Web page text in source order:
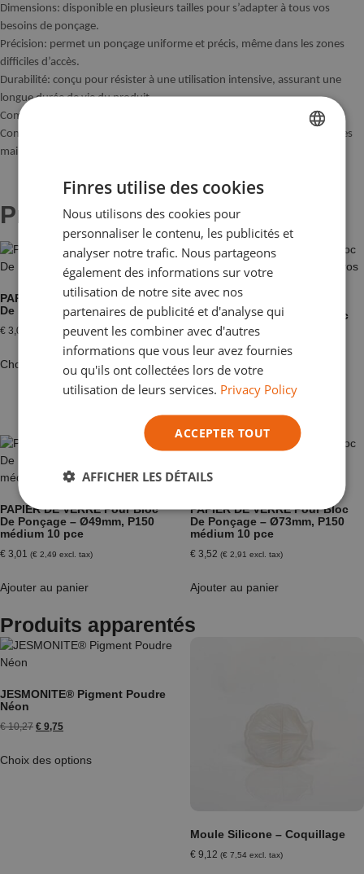
Dimensions: disponible en plusieurs tailles pour s’adapter à tous vos
besoins de ponçage.
Précision: permet un ponçage uniforme et précis, même dans les zones
difficiles d’accès.
Durabilité: conçu pour résister à une utilisation intensive, assurant une
longue durée de vie du produit.
Compatibilité: convient pour le ponçage à sec et à l’eau.
Confort d’utilisation: la conception ergonomique minimise la fatigue des
mains et optimise le confort lors d’une utilisation prolongée.
Produits apparentés
PAPIER DE VERRE Pour Bloc
De Ponçage
€ 3,01 9,39
Choix des options
PAPIER DE VERRE Pour Bloc
De Ponçage – Ø49mm, P80
gros 10 pce
Ajouter au panier
PAPIER DE VERRE Pour Bloc
De Ponçage – Ø49mm, P150
médium 10 pce
€ 3,01 (€ 2,49 excl. tax)
Ajouter au panier
PAPIER DE VERRE Pour Bloc
De Ponçage – Ø73mm, P150
médium 10 pce
€ 3,52 (€ 2,91 excl. tax)
Ajouter au panier
Produits apparentés
JESMONITE® Pigment Poudre
Néon
€10,27 € 9,75
Choix des options
Moule Silicone – Coquillage
€ 9,12 (€ 7,54 excl. tax)
Finres utilise des cookies
Nous utilisons des cookies pour
personnaliser le contenu, les publicités et
analyser notre trafic. Nous partageons
également des informations sur votre
utilisation de notre site avec nos
partenaires de publicité et d'analyse qui
peuvent les combiner avec d'autres
informations que vous leur avez fournies
ou qu'ils ont collectées lors de votre
utilisation de leurs services. Privacy Policy
ACCEPTER TOUT
AFFICHER LES DÉTAILS